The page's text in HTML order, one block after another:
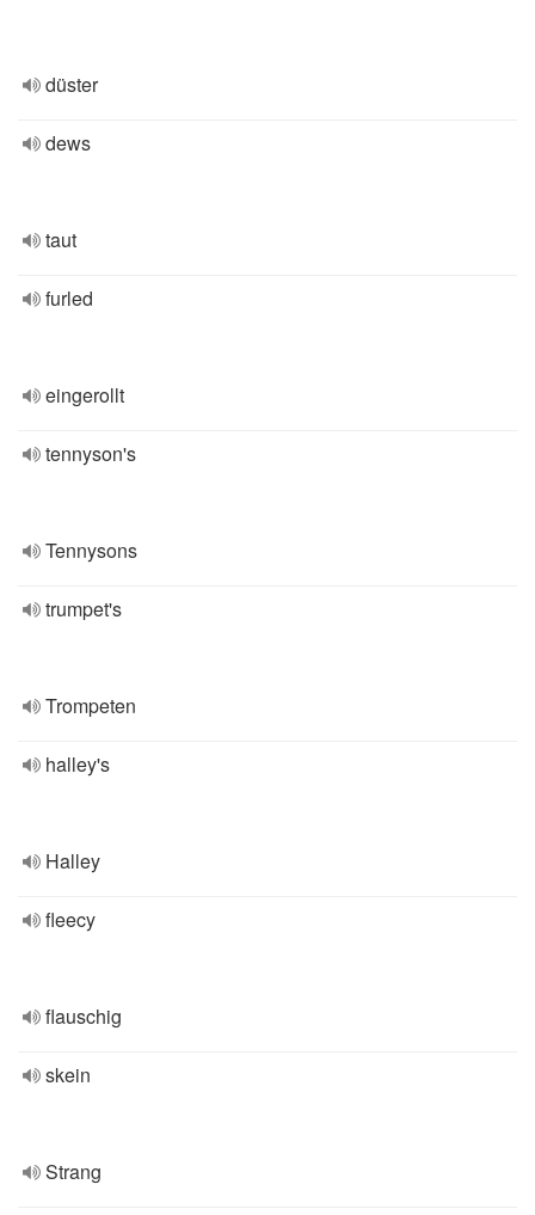
düster
dews
taut
furled
eingerollt
tennyson's
Tennysons
trumpet's
Trompeten
halley's
Halley
fleecy
flauschig
skein
Strang